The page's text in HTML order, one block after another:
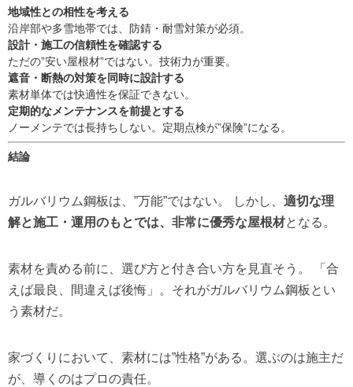
地域性との相性を考える
沿岸部や多雪地帯では、防錆・耐雪対策が必須。
設計・施工の信頼性を確認する
ただの”安い屋根材”ではない。技術力が重要。
遮音・断熱の対策を同時に設計する
素材単体では快適性を保証できない。
定期的なメンテナンスを前提とする
ノーメンテでは長持ちしない。定期点検が”保険”になる。
結論
ガルバリウム鋼板は、”万能”ではない。 しかし、 適切な理
解と施工・運用のもとでは、非常に優秀な屋根材となる。
素材を責める前に、選び方と付き合い方を見直そう。 「合
えば最良、間違えば後悔」。それがガルバリウム鋼板とい
う素材だ。
家づくりにおいて、素材には”性格”がある。選ぶのは施主だ
が、導くのはプロの責任。